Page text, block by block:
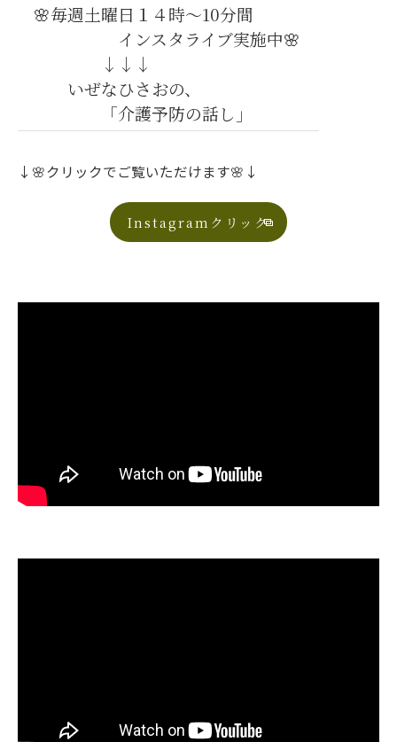
🌸毎週土曜日１４時～10分間
インスタライブ実施中🌸
↓↓↓
いぜなひさおの、
「介護予防の話し」
↓🌸クリックでご覧いただけます🌸↓
Instagramクリック